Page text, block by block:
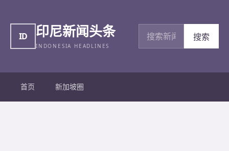
ID 印尼新闻头条
INDONESIA HEADLINES
搜索新闻
搜索
首页 新加坡圈